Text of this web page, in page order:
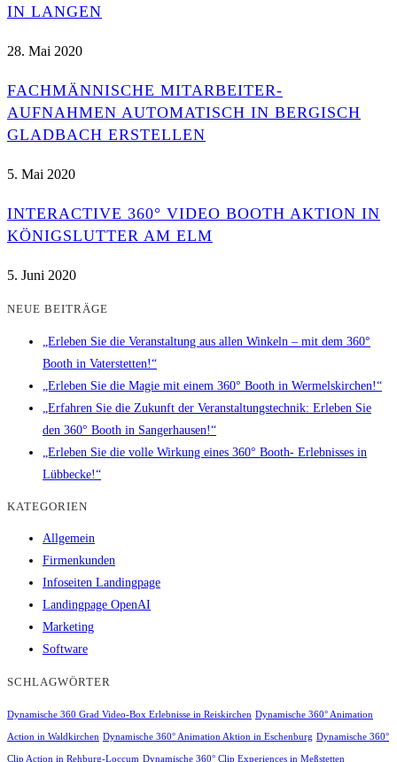
IN LANGEN
28. Mai 2020
FACHMÄNNISCHE MITARBEITER-
AUFNAHMEN AUTOMATISCH IN BERGISCH
GLADBACH ERSTELLEN
5. Mai 2020
INTERACTIVE 360° VIDEO BOOTH AKTION IN
KÖNIGSLUTTER AM ELM
5. Juni 2020
NEUE BEITRÄGE
„Erleben Sie die Veranstaltung aus allen Winkeln – mit dem 360°
Booth in Vaterstetten!“
„Erleben Sie die Magie mit einem 360° Booth in Wermelskirchen!“
„Erfahren Sie die Zukunft der Veranstaltungstechnik: Erleben Sie
den 360° Booth in Sangerhausen!“
„Erleben Sie die volle Wirkung eines 360° Booth- Erlebnisses in
Lübbecke!“
KATEGORIEN
Allgemein
Firmenkunden
Infoseiten Landingpage
Landingpage OpenAI
Marketing
Software
SCHLAGWÖRTER
Dynamische 360 Grad Video-Box Erlebnisse in Reiskirchen Dynamische 360° Animation
Action in Waldkirchen Dynamische 360° Animation Aktion in Eschenburg Dynamische 360°
Clip Action in Rehburg-Loccum Dynamische 360° Clip Experiences in Meßstetten